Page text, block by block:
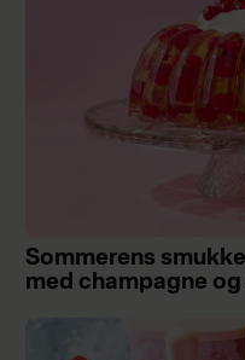
Sommerens
med champagne